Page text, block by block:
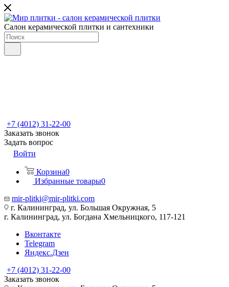
Салон керамической плитки и сантехники
+7 (4012) 31-22-00
Заказать звонок
Задать вопрос
Войти
Корзина0
Избранные товары0
mir-plitki@mir-plitki.com
г. Калининград, ул. Большая Окружная, 5
г. Калининград, ул. Богдана Хмельницкого, 117-121
Вконтакте
Telegram
Яндекс.Дзен
+7 (4012) 31-22-00
Заказать звонок